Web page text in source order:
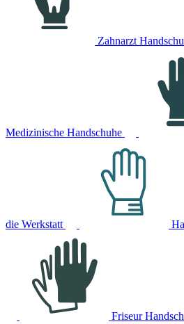
Zahnarzt
Medizinische Handschuhe
die Werkstatt
Friseur